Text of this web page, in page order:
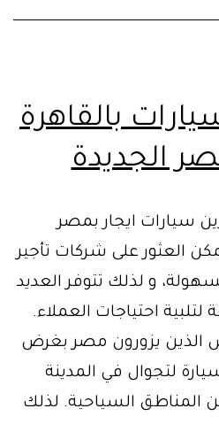
بالقاهرة
الجديدة
سيارات ايجار بمصر
بالتالى يمكن العثور على شركات تأجير
و لذلك تتوفر العديد
لتلبية احتياجات العملاء.
الذين يزورون مصر بغرض
لتجوال في المدينة
المناطق السياحية. لذلك